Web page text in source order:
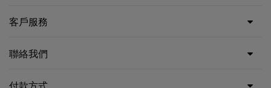
客戶服務
聯絡我們
付款方式